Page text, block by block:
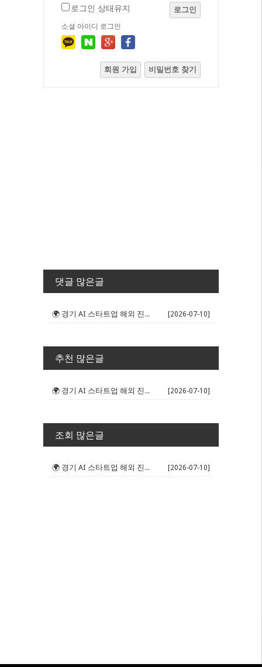
로그인 상태유지 로그인
소셜 아이디 로그인
회원 가입 비밀번호 찾기
댓글 많은글
🌍 경기 AI 스타트업 해외 진출 판... [2026-07-10]
추천 많은글
🌍 경기 AI 스타트업 해외 진출 판... [2026-07-10]
조회 많은글
🌍 경기 AI 스타트업 해외 진출 판... [2026-07-10]